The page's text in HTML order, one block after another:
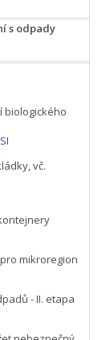
s odpady
biologického
vč.
mikroregion
- II. etapa